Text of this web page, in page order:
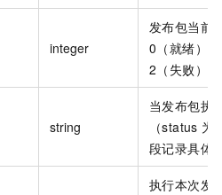
integer
发布包当前
0（就绪）
2（失败）。
string
当发布包执
（status
段记录具体
执行本次发